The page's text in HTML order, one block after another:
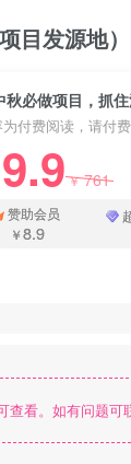
发源地）
秋必做项目，抓
为付费阅读，请付
￥761
赞助会员
￥8.9
看。如有问题可